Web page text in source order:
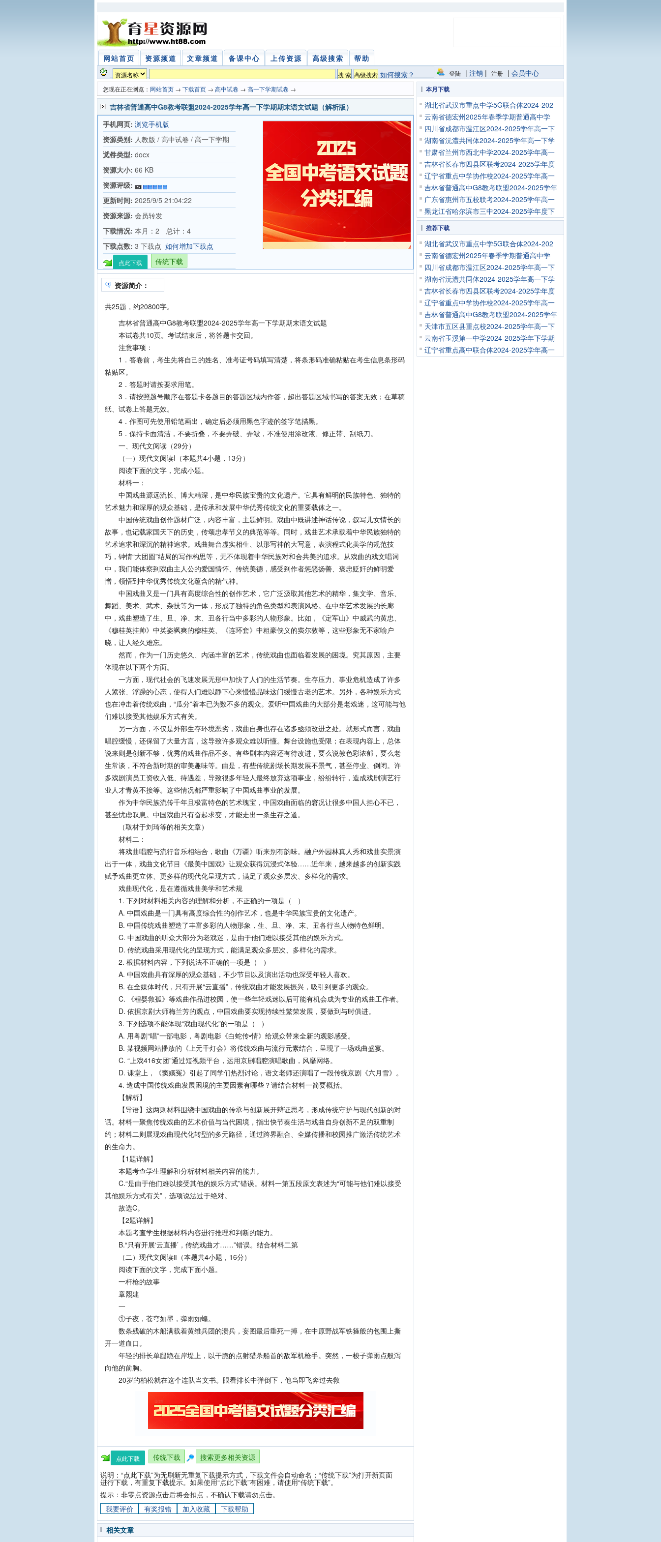
网站首页 资源频道 文章频道 备课中心 上传资源 高级搜索
帮助
如何搜索？
登陆 | 注销 | 注册 | 会员中心
您现在正在浏览： 网站首页 → 下载首页 → 高中试卷 → 高一下学期试卷 →
吉林省普通高中G8教考联盟2024-2025学年高一下学期期末语文试题（解析版）
手机网页: 浏览手机版
资源类别: 人教版 / 高中试卷 / 高一下学期
试卷
文件类型: docx
资源大小: 66 KB
资源评级:
更新时间: 2025/9/5 21:04:22
资源来源: 会员转发
下载情况: 本月：2 总计：4
下载点数: 3 下载点 如何增加下载点
点此下载 传统下载
资源简介：
共25题，约20800字。
吉林省普通高中G8教考联盟2024-2025学年高一下学期期末语文试题
本试卷共10页。考试结束后，将答题卡交回。
注意事项：
1．答卷前，考生先将自己的姓名、准考证号码填写清楚，将条形码准确粘贴在考生信息条形码
粘贴区。
2．答题时请按要求用笔。
3．请按照题号顺序在答题卡各题目的答题区域内作答，超出答题区域书写的答案无效；在草稿
纸、试卷上答题无效。
4．作图可先使用铅笔画出，确定后必须用黑色字迹的签字笔描黑。
5．保持卡面清洁，不要折叠，不要弄破、弄皱，不准使用涂改液、修正带、刮纸刀。
一、现代文阅读（29分）
（一）现代文阅读I（本题共4小题，13分）
阅读下面的文字，完成小题。
材料一：
中国戏曲源远流长、博大精深，是中华民族宝贵的文化遗产。它具有鲜明的民族特色、独特的
艺术魅力和深厚的观众基础，是传承和发展中华优秀传统文化的重要载体之一。
中国传统戏曲创作题材广泛，内容丰富，主题鲜明。戏曲中既讲述神话传说，叙写儿女情长的
故事，也记载家国天下的历史，传颂忠孝节义的典范等等。同时，戏曲艺术承载着中华民族独特的
艺术追求和深沉的精神追求。戏曲舞台虚实相生、以形写神的大写意，表演程式化美学的规范技
巧，钟情“大团圆”结局的写作构思等，无不体现着中华民族对和合共美的追求。从戏曲的戏文唱词
中，我们能体察到戏曲主人公的爱国情怀、传统美德，感受到作者惩恶扬善、褒忠贬奸的鲜明爱
憎，领悟到中华优秀传统文化蕴含的精气神。
中国戏曲又是一门具有高度综合性的创作艺术，它广泛汲取其他艺术的精华，集文学、音乐、
舞蹈、美术、武术、杂技等为一体，形成了独特的角色类型和表演风格。在中华艺术发展的长廊
中，戏曲塑造了生、旦、净、末、丑各行当中多彩的人物形象。比如，《定军山》中威武的黄忠、
《穆桂英挂帅》中英姿飒爽的穆桂英、《连环套》中粗豪侠义的窦尔敦等，这些形象无不家喻户
晓，让人经久难忘。
然而，作为一门历史悠久、内涵丰富的艺术，传统戏曲也面临着发展的困境。究其原因，主要
体现在以下两个方面。
一方面，现代社会的飞速发展无形中加快了人们的生活节奏。生存压力、事业危机造成了许多
人紧张、浮躁的心态，使得人们难以静下心来慢慢品味这门缓慢古老的艺术。另外，各种娱乐方式
也在冲击着传统戏曲，“瓜分”着本已为数不多的观众。爱听中国戏曲的大部分是老戏迷，这可能与他
们难以接受其他娱乐方式有关。
另一方面，不仅是外部生存环境恶劣，戏曲自身也存在诸多亟须改进之处。就形式而言，戏曲
唱腔缓慢，还保留了大量方言，这导致许多观众难以听懂。舞台设施也受限；在表现内容上，总体
说来则是创新不够，优秀的戏曲作品不多。有些剧本内容还有待改进，要么说教色彩浓郁，要么老
生常谈，不符合新时期的审美趣味等。由是，有些传统剧场长期发展不景气，甚至停业、倒闭。许
多戏剧演员工资收入低、待遇差，导致很多年轻人最终放弃这项事业，纷纷转行，造成戏剧演艺行
业人才青黄不接等。这些情况都严重影响了中国戏曲事业的发展。
作为中华民族流传千年且极富特色的艺术瑰宝，中国戏曲面临的窘况让很多中国人担心不已，
甚至忧虑叹息。中国戏曲只有奋起求变，才能走出一条生存之道。
（取材于刘琦等的相关文章）
材料二：
将戏曲唱腔与流行音乐相结合，歌曲《万疆》听来别有韵味。融户外园林真人秀和戏曲实景演
出于一体，戏曲文化节目《最美中国戏》让观众获得沉浸式体验……近年来，越来越多的创新实践
赋予戏曲更立体、更多样的现代化呈现方式，满足了观众多层次、多样化的需求。
戏曲现代化，是在遵循戏曲美学和艺术规
1. 下列对材料相关内容的理解和分析，不正确的一项是（ ）
A. 中国戏曲是一门具有高度综合性的创作艺术，也是中华民族宝贵的文化遗产。
B. 中国传统戏曲塑造了丰富多彩的人物形象，生、旦、净、末、丑各行当人物特色鲜明。
C. 中国戏曲的听众大部分为老戏迷，是由于他们难以接受其他的娱乐方式。
D. 传统戏曲采用现代化的呈现方式，能满足观众多层次、多样化的需求。
2. 根据材料内容，下列说法不正确的一项是（ ）
A. 中国戏曲具有深厚的观众基础，不少节目以及演出活动也深受年轻人喜欢。
B. 在全媒体时代，只有开展“云直播”，传统戏曲才能发展振兴，吸引到更多的观众。
C. 《程婴救孤》等戏曲作品进校园，使一些年轻戏迷以后可能有机会成为专业的戏曲工作者。
D. 依据京剧大师梅兰芳的观点，中国戏曲要实现持续性繁荣发展，要做到与时俱进。
3. 下列选项不能体现“戏曲现代化”的一项是（ ）
A. 用粤剧“唱”一部电影，粤剧电影《白蛇传•情》给观众带来全新的观影感受。
B. 某视频网站播放的《上元千灯会》将传统戏曲与流行元素结合，呈现了一场戏曲盛宴。
C. “上戏416女团”通过短视频平台，运用京剧唱腔演唱歌曲，风靡网络。
D. 课堂上，《窦娥冤》引起了同学们热烈讨论，语文老师还演唱了一段传统京剧《六月雪》。
4. 造成中国传统戏曲发展困境的主要因素有哪些？请结合材料一简要概括。
【解析】
【导语】这两则材料围绕中国戏曲的传承与创新展开辩证思考，形成传统守护与现代创新的对
话。材料一聚焦传统戏曲的艺术价值与当代困境，指出快节奏生活与戏曲自身创新不足的双重制
约；材料二则展现戏曲现代化转型的多元路径，通过跨界融合、全媒传播和校园推广激活传统艺术
的生命力。
【1题详解】
本题考查学生理解和分析材料相关内容的能力。
C.“是由于他们难以接受其他的娱乐方式”错误。材料一第五段原文表述为“可能与他们难以接受
其他娱乐方式有关”，选项说法过于绝对。
故选C。
【2题详解】
本题考查学生根据材料内容进行推理和判断的能力。
B.“只有开展‘云直播’，传统戏曲才……”错误。结合材料二第
（二）现代文阅读Ⅱ（本题共4小题，16分）
阅读下面的文字，完成下面小题。
一杆枪的故事
章熙建
一
①子夜，苍穹如墨，弹雨如蝗。
数条残破的木船满载着黄维兵团的溃兵，妄图最后垂死一搏，在中原野战军铁箍般的包围上撕
开一道血口。
年轻的排长单腿跪在岸堤上，以干脆的点射猎杀船首的敌军机枪手。突然，一梭子弹雨点般泻
向他的前胸。
20岁的柏松就在这个连队当文书。眼看排长中弹倒下，他当即飞奔过去救
点此下载 传统下载
搜索更多相关资源
说明：“点此下载”为无刷新无重复下载提示方式，下载文件会自动命名；“传统下载”为打开新页面
进行下载，有重复下载提示。如果使用“点此下载”有困难，请使用“传统下载”。
提示：非零点资源点击后将会扣点，不确认下载请勿点击。
我要评价
有奖报错 加入收藏 下载帮助
相关文章
本月下载
湖北省武汉市重点中学5G联合体2024-202
云南省德宏州2025年春季学期普通高中学
四川省成都市温江区2024-2025学年高一下
湖南省沅澧共同体2024-2025学年高一下学
甘肃省兰州市西北中学2024-2025学年高一
吉林省长春市四县区联考2024-2025学年度
辽宁省重点中学协作校2024-2025学年高一
吉林省普通高中G8教考联盟2024-2025学年
广东省惠州市五校联考2024-2025学年高一
黑龙江省哈尔滨市三中2024-2025学年度下
推荐下载
湖北省武汉市重点中学5G联合体2024-202
云南省德宏州2025年春季学期普通高中学
四川省成都市温江区2024-2025学年高一下
湖南省沅澧共同体2024-2025学年高一下学
吉林省长春市四县区联考2024-2025学年度
辽宁省重点中学协作校2024-2025学年高一
吉林省普通高中G8教考联盟2024-2025学年
天津市五区县重点校2024-2025学年高一下
云南省玉溪第一中学2024-2025学年下学期
辽宁省重点高中联合体2024-2025学年高一